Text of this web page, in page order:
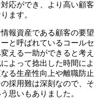
応ができ、より高い顧客
ます。
報資産である顧客の要望
と呼ばれているコールセ
える一助ができると考え
よって捻出した時間によ
る生産性向上や離職防止
採用難は深刻なので、そ
思いもありました。